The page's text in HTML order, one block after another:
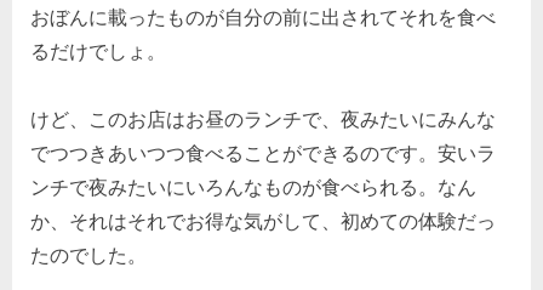
おぼんに載ったものが自分の前に出されてそれを食べ
るだけでしょ。
けど、このお店はお昼のランチで、夜みたいにみんな
でつつきあいつつ食べることができるのです。安いラ
ンチで夜みたいにいろんなものが食べられる。なん
か、それはそれでお得な気がして、初めての体験だっ
たのでした。